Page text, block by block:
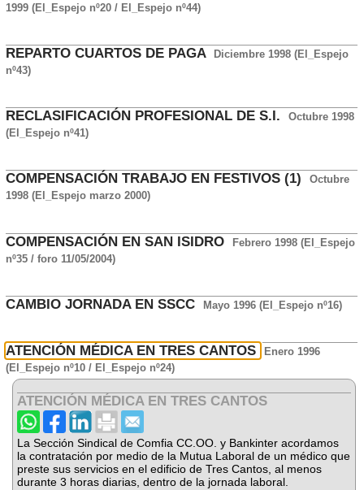
1999 (El_Espejo nº20 / El_Espejo nº44)
REPARTO CUARTOS DE PAGA
Diciembre 1998 (El_Espejo
nº43)
RECLASIFICACIÓN PROFESIONAL DE S.I.
Octubre 1998
(El_Espejo nº41)
COMPENSACIÓN TRABAJO EN FESTIVOS (1)
Octubre
1998 (El_Espejo marzo 2000)
COMPENSACIÓN EN SAN ISIDRO
Febrero 1998 (El_Espejo
nº35 / foro 11/05/2004)
CAMBIO JORNADA EN SSCC Mayo 1996 (El_Espejo nº16)
ATENCIÓN MÉDICA EN TRES CANTOS
Enero 1996
(El_Espejo nº10 / El_Espejo nº24)
ATENCIÓN MÉDICA EN TRES CANTOS
La Sección Sindical de Comfia CC.OO. y Bankinter acordamos
la contratación por medio de la Mutua Laboral de un médico que
preste sus servicios en el edificio de Tres Cantos, al menos
durante 3 horas diarias, dentro de la jornada laboral.